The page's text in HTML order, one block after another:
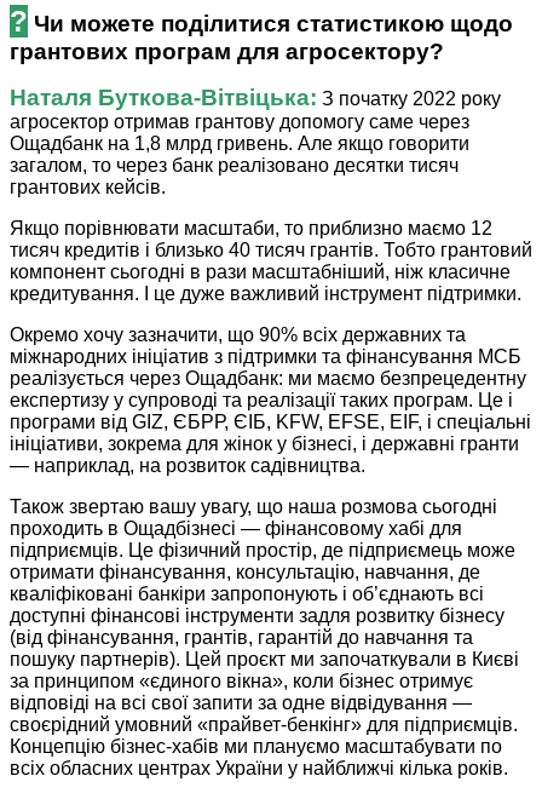
? Чи можете поділитися статистикою щодо
грантових програм для агросектору?
Наталя ­Буткова-Вітвіцька: З початку 2022 року
агросектор отримав грантову допомогу саме через
Ощадбанк на 1,8 млрд гривень. Але якщо говорити
загалом, то через банк реалізовано десятки тисяч
грантових кейсів.
Якщо порівнювати масштаби, то приблизно маємо 12
тисяч кредитів і близько 40 тисяч грантів. Тобто грантовий
компонент сьогодні в рази масштабніший, ніж класичне
кредитування. І це дуже важливий інструмент підтримки.
Окремо хочу зазначити, що 90% всіх державних та
міжнародних ініціатив з підтримки та фінансування МСБ
реалізується через Ощадбанк: ми маємо безпрецедентну
експертизу у супроводі та реалізації таких програм. Це і
програми від GIZ, ЄБРР, ЄІБ, KFW, EFSE, EIF, і спеціальні
ініціативи, зокрема для жінок у бізнесі, і державні гранти
— наприклад, на розвиток садівництва.
Також звертаю вашу увагу, що наша розмова сьогодні
проходить в Ощадбізнесі — фінансовому хабі для
підприємців. Це фізичний простір, де підприємець може
отримати фінансування, консультацію, навчання, де
кваліфіковані банкіри запропонують і об’єднають всі
доступні фінансові інструменти задля розвитку бізнесу
(від фінансування, грантів, гарантій до навчання та
пошуку партнерів). Цей проєкт ми започаткували в Києві
за принципом «єдиного вікна», коли бізнес отримує
відповіді на всі свої запити за одне відвідування —
своєрідний умовний «прайвет-бенкінг» для підприємців.
Концепцію бізнес-хабів ми плануємо масштабувати по
всіх обласних центрах України у найближчі кілька ­років.